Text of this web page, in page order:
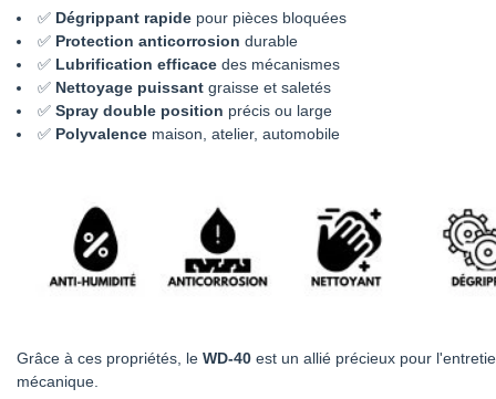
✅ Dégrippant rapide pour pièces bloquées
✅ Protection anticorrosion durable
✅ Lubrification efficace des mécanismes
✅ Nettoyage puissant graisse et saletés
✅ Spray double position précis ou large
✅ Polyvalence maison, atelier, automobile
Grâce à ces propriétés, le WD-40 est un allié précieux pour
mécanique.